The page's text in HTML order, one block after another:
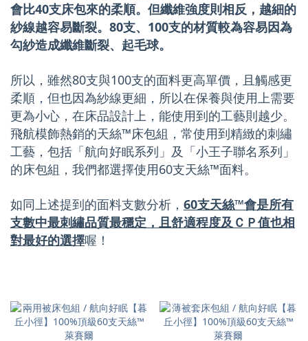
會比40支床包來的柔順。但纖維強度則相反，越細的
紗線越容易斷裂。80支、100支的材質較為容易因為
勾紗造成纖維斷裂、起毛球。
所以，雖然80支與100支的面料更高單價，且觸感更
柔順，但也因為紗線更細，所以在保養與使用上需要
更為小心，在床品設計上，能使用到的工藝則越少。
飛航模飾熱銷的天絲™床包組，常使用到精緻的刺繡
工藝，包括「航向好眠系列」及「小王子聯名系列」
的床包組，我們都選擇使用60支天絲™面料。
如同上述提到的面料支數分析， 60支天絲™會是所有
支數中最刺繡品質最穩定，且舒適程度及ＣＰ值也相
對最好的選擇喔！